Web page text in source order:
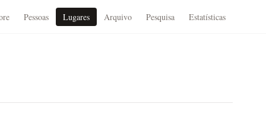
Pessoas Lugares Arquivo Pesquisa Estatísticas